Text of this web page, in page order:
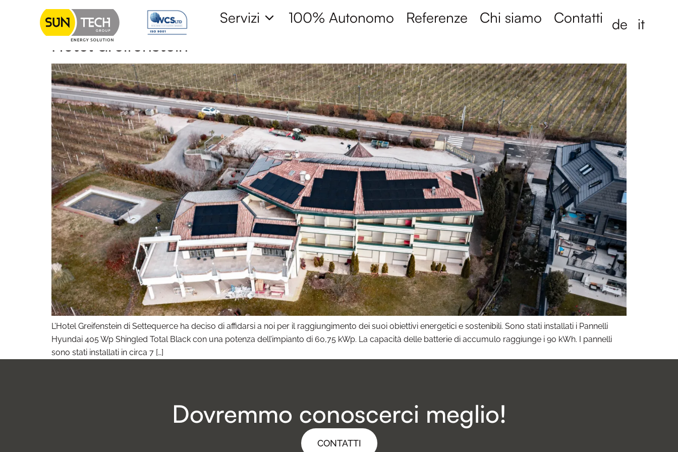
Servizi 100% Autonomo Referenze Chi siamo Contatti de it
Categoria:Hotel
Hotel Greifenstein
L’Hotel Greifenstein di Settequerce ha deciso di affidarsi a noi per il raggiungimento dei suoi obiettivi energetici e sostenibili. Sono stati installati i Pannelli
Hyundai 405 Wp Shingled Total Black con una potenza dell’impianto di 60,75 kWp. La capacità delle batterie di accumulo raggiunge i 90 kWh. I pannelli
sono stati installati in circa 7 […]
Dovremmo conoscerci meglio!
CONTATTI